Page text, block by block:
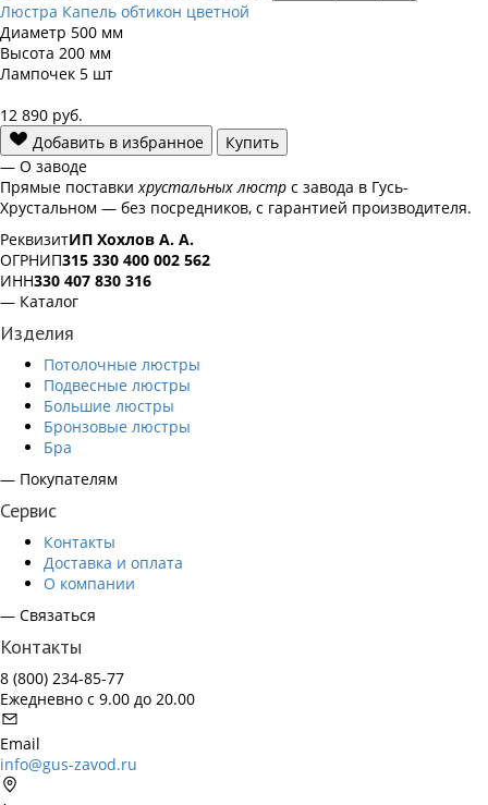
Люстра Капель обтикон цветной
Диаметр 500 мм
Высота 200 мм
Лампочек 5 шт
12 890 руб.
Добавить в избранное
Купить
— О заводе
Прямые поставкихрустальных люстр с завода в Гусь-
Хрустальном — без посредников, с гарантией производителя.
РеквизитИП Хохлов А. А.
ОГРНИП315 330 400 002 562
ИНН330 407 830 316
— Каталог
Изделия
Потолочные люстры
Подвесные люстры
Большие люстры
Бронзовые люстры
Бра
— Покупателям
Сервис
Контакты
Доставка и оплата
О компании
— Связаться
Контакты
8 (800) 234-85-77
Ежедневно с 9.00 до 20.00
Email
info@gus-zavod.ru